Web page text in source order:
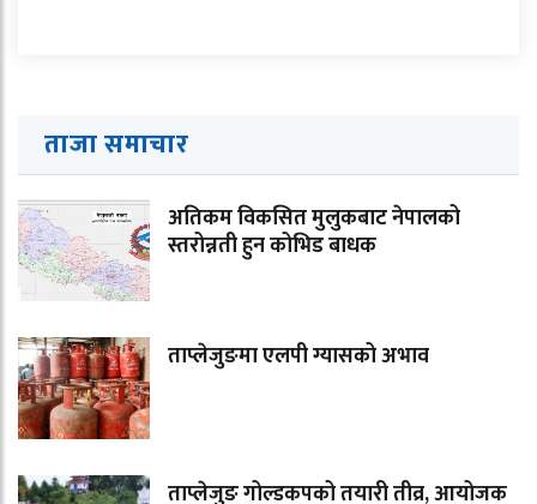
ताजा समाचार
अतिकम विकसित मुलुकबाट नेपालको
स्तरोन्नती हुन कोभिड बाधक
ताप्लेजुङमा एलपी ग्यासको अभाव
ताप्लेजुङ गोल्डकपको तयारी तीव्र, आयोजक